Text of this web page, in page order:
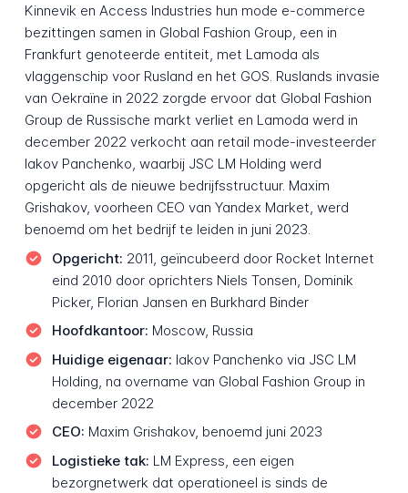
Kinnevik en Access Industries hun mode e-commerce
bezittingen samen in Global Fashion Group, een in
Frankfurt genoteerde entiteit, met Lamoda als
vlaggenschip voor Rusland en het GOS. Ruslands invasie
van Oekraïne in 2022 zorgde ervoor dat Global Fashion
Group de Russische markt verliet en Lamoda werd in
december 2022 verkocht aan retail mode-investeerder
Iakov Panchenko, waarbij JSC LM Holding werd
opgericht als de nieuwe bedrijfsstructuur. Maxim
Grishakov, voorheen CEO van Yandex Market, werd
benoemd om het bedrijf te leiden in juni 2023.
Opgericht: 2011, geïncubeerd door Rocket Internet
eind 2010 door oprichters Niels Tonsen, Dominik
Picker, Florian Jansen en Burkhard Binder
Hoofdkantoor: Moscow, Russia
Huidige eigenaar: Iakov Panchenko via JSC LM
Holding, na overname van Global Fashion Group in
december 2022
CEO: Maxim Grishakov, benoemd juni 2023
Logistieke tak: LM Express, een eigen
bezorgnetwerk dat operationeel is sinds de